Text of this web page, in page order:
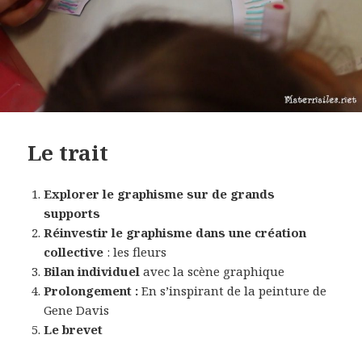
Le trait
Explorer le graphisme sur de grands
supports
Réinvestir le graphisme dans une création
collective : les fleurs
Bilan individuel avec la scène graphique
Prolongement : En s’inspirant de la peinture de
Gene Davis
Le brevet